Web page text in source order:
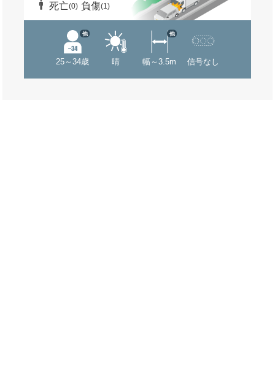
死亡(0) 負傷(1)
25～34歳
他
晴 幅～3.5m
他
信号なし